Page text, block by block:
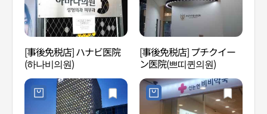
[事後免税店] ハナビ医院
(하나비의원)
[事後免税店] プチクイー
ン医院(쁘띠퀸의원)